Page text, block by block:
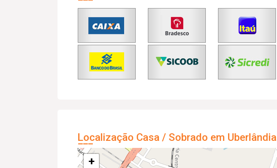
Localização Casa / Sobrado em Uberlândia
+